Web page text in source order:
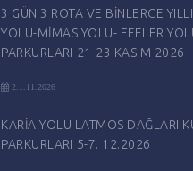
3 GÜN 3 ROTA VE BİNLERCE
YOLU-MİMAS YOLU- EFELER
PARKURLARI 21-23 KASIM 2026
2.1.11.2026
KARİA YOLU LATMOS DAĞLARI
PARKURLARI 5-7. 12.2026